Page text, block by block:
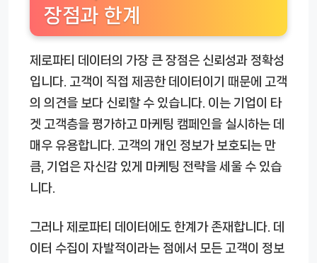
장점과 한계
제로파티 데이터의 가장 큰 장점은 신뢰성과 정확성
입니다. 고객이 직접 제공한 데이터이기 때문에 고객
의 의견을 보다 신뢰할 수 있습니다. 이는 기업이 타
겟 고객층을 평가하고 마케팅 캠페인을 실시하는 데
매우 유용합니다. 고객의 개인 정보가 보호되는 만
큼, 기업은 자신감 있게 마케팅 전략을 세울 수 있습
니다.
그러나 제로파티 데이터에도 한계가 존재합니다. 데
이터 수집이 자발적이라는 점에서 모든 고객이 정보